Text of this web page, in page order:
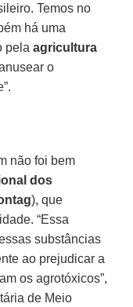
Temos no
há uma
pelaagricultura
o
não foi bem
dos
), que
“Essa
substâncias
ao prejudicar a
os agrotóxicos”,
de Meio